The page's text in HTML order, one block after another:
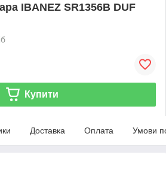
IBANEZ SR1356B DUF
Купити
Доставка Оплата Умови